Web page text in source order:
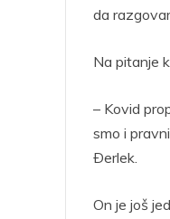
da
Na pitanje
– Kovid
smo i
Ðerlek.
On je još